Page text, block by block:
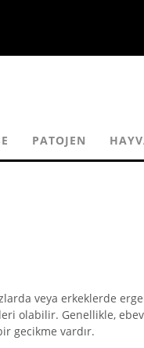
PATOJEN
veya erkeklerde
olabilir. Genellikle,
gecikme vardır.